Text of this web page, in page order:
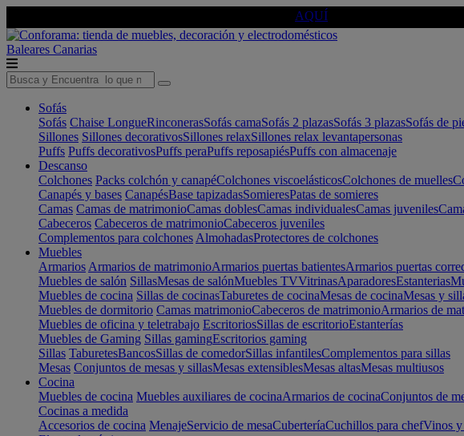
AQUÍ
Baleares Canarias
Sofás
Sofás Chaise LongueRinconerasSofás camaSofás 2 plazasSofás 3 plazasSofás de
Sillones Sillones decorativosSillones relaxSillones relax levantapersonas
Puffs Puffs decorativosPuffs peraPuffs reposapiésPuffs con almacenaje
Descanso
Colchones Packs colchón y canapéColchones viscoelásticosColchones de muelles
Canapés y bases CanapésBase tapizadasSomieresPatas de somieres
Camas Camas de matrimonioCamas doblesCamas individualesCamas juveniles
Cabeceros Cabeceros de matrimonioCabeceros juveniles
Complementos para colchones AlmohadasProtectores de colchones
Muebles
Armarios Armarios de matrimonioArmarios puertas batientesArmarios puertas
Muebles de salón SillasMesas de salónMuebles TVVitrinasAparadoresEstanterias
Muebles de cocina Sillas de cocinasTaburetes de cocinaMesas de cocinaMesas y
Muebles de dormitorio Camas matrimonioCabeceros de matrimonioArmarios de
Muebles de oficina y teletrabajo EscritoriosSillas de escritorioEstanterías
Muebles de Gaming Sillas gamingEscritorios gaming
Sillas TaburetesBancosSillas de comedorSillas infantilesComplementos para sillas
Mesas Conjuntos de mesas y sillasMesas extensiblesMesas altasMesas multiusos
Cocina
Muebles de cocina Muebles auxiliares de cocinaArmarios de cocinaConjuntos de
Cocinas a medida
Accesorios de cocina MenajeServicio de mesaCuberteríaCuchillos para chefVinos